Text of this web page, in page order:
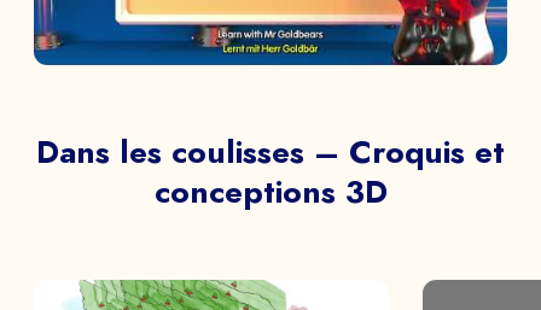
Dans les coulisses – Croquis et
conceptions 3D